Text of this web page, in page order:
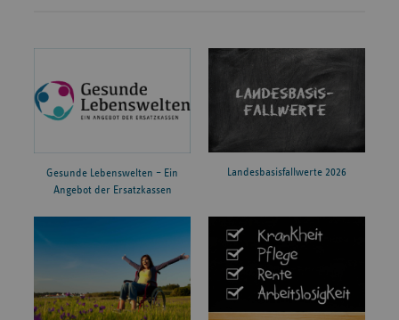
Gesunde Lebenswelten – Ein
Angebot der Ersatzkassen
Landesbasisfallwerte 2026